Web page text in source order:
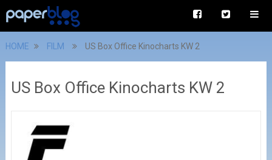
HOME FILM US Box Office Kinocharts KW 2
US Box Office Kinocharts KW 2